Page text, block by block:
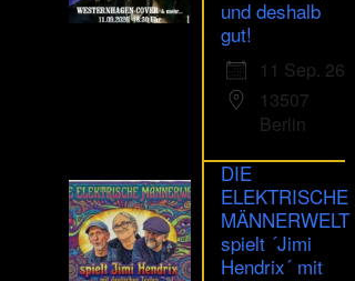
und deshalb
gut!
11 Sep. 26
13507
Berlin
DIE
ELEKTRISCHE
MÄNNERWELT
spielt ´Jimi
Hendrix´ mit